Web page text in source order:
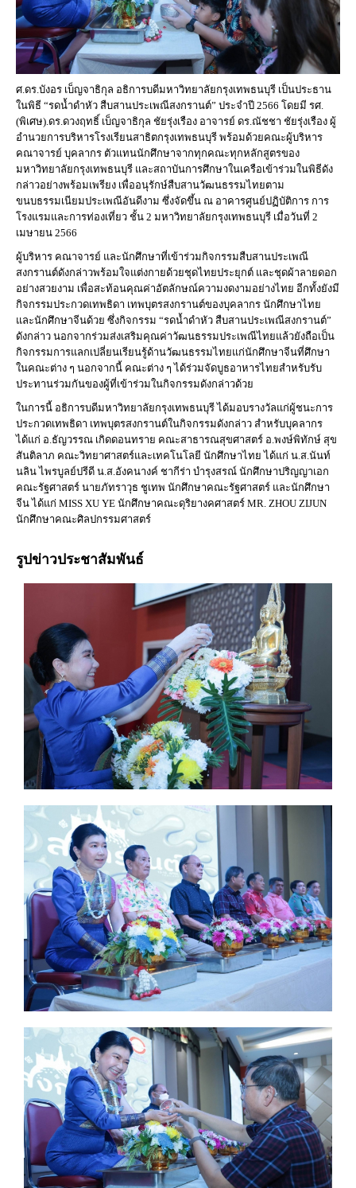
ศ.ดร.บังอร เบ็ญจาธิกุล อธิการบดีมหาวิทยาลัยกรุงเทพธนบุรี เป็นประธาน
ในพิธี “รดน้ำดำหัว สืบสานประเพณีสงกรานต์” ประจำปี 2566 โดยมี รศ.
(พิเศษ).ดร.ดวงฤทธิ์ เบ็ญจาธิกุล ชัยรุ่งเรือง อาจารย์ ดร.ณัชชา ชัยรุ่งเรือง ผู้
อำนวยการบริหารโรงเรียนสาธิตกรุงเทพธนบุรี พร้อมด้วยคณะผู้บริหาร
คณาจารย์ บุคลากร ตัวแทนนักศึกษาจากทุกคณะทุกหลักสูตรของ
มหาวิทยาลัยกรุงเทพธนบุรี และสถาบันการศึกษาในเครือเข้าร่วมในพิธีดัง
กล่าวอย่างพร้อมเพรียง เพื่ออนุรักษ์สืบสานวัฒนธรรมไทยตาม
ขนบธรรมเนียมประเพณีอันดีงาม ซึ่งจัดขึ้น ณ อาคารศูนย์ปฏิบัติการ การ
โรงแรมและการท่องเที่ยว ชั้น 2 มหาวิทยาลัยกรุงเทพธนบุรี เมื่อวันที่ 2
เมษายน 2566
ผู้บริหาร คณาจารย์ และนักศึกษาที่เข้าร่วมกิจกรรมสืบสานประเพณี
สงกรานต์ดังกล่าวพร้อมใจแต่งกายด้วยชุดไทยประยุกต์ และชุดผ้าลายดอก
อย่างสวยงาม เพื่อสะท้อนคุณค่าอัตลักษณ์ความงดงามอย่างไทย อีกทั้งยังมี
กิจกรรมประกวดเทพธิดา เทพบุตรสงกรานต์ของบุคลากร นักศึกษาไทย
และนักศึกษาจีนด้วย ซึ่งกิจกรรม “รดน้ำดำหัว สืบสานประเพณีสงกรานต์”
ดังกล่าว นอกจากร่วมส่งเสริมคุณค่าวัฒนธรรมประเพณีไทยแล้วยังถือเป็น
กิจกรรมการแลกเปลี่ยนเรียนรู้ด้านวัฒนธรรมไทยแก่นักศึกษาจีนที่ศึกษา
ในคณะต่าง ๆ นอกจากนี้ คณะต่าง ๆ ได้ร่วมจัดบูธอาหารไทยสำหรับรับ
ประทานร่วมกันของผู้ที่เข้าร่วมในกิจกรรมดังกล่าวด้วย
ในการนี้ อธิการบดีมหาวิทยาลัยกรุงเทพธนบุรี ได้มอบรางวัลแก่ผู้ชนะการ
ประกวดเทพธิดา เทพบุตรสงกรานต์ในกิจกรรมดังกล่าว สำหรับบุคลากร
ได้แก่ อ.ธัญวรรณ เกิดดอนทราย คณะสาธารณสุขศาสตร์ อ.พงษ์พิทักษ์ สุข
สันติลาภ คณะวิทยาศาสตร์และเทคโนโลยี นักศึกษาไทย ได้แก่ น.ส.นันท์
นลิน ไพรบูลย์ปรีดี น.ส.อังคนางค์ ชากีร่า บำรุงสรณ์ นักศึกษาปริญญาเอก
คณะรัฐศาสตร์ นายภัทราวุธ ชูเทพ นักศึกษาคณะรัฐศาสตร์ และนักศึกษา
จีน ได้แก่ MISS XU YE นักศึกษาคณะดุริยางคศาสตร์ MR. ZHOU ZIJUN
นักศึกษาคณะศิลปกรรมศาสตร์
รูปข่าวประชาสัมพันธ์